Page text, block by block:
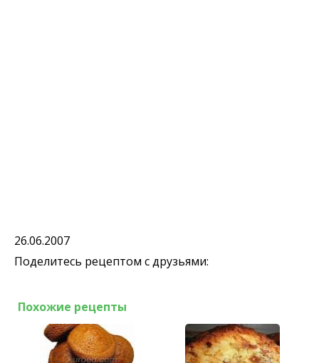
26.06.2007
Поделитесь рецептом с друзьями:
Похожие рецепты